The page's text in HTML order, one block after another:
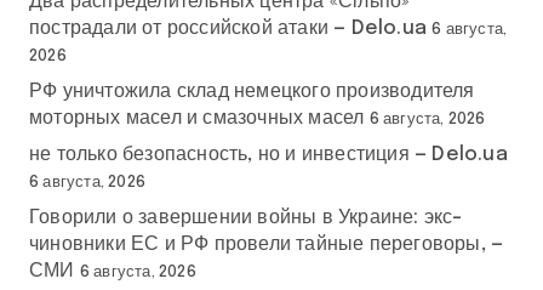
пострадали от российской атаки — Delo.ua 6 августа,
2026
РФ уничтожила склад немецкого производителя
моторных масел и смазочных масел 6 августа, 2026
не только безопасность, но и инвестиция — Delo.ua
6 августа, 2026
Говорили о завершении войны в Украине: экс-
чиновники ЕС и РФ провели тайные переговоры, —
СМИ
6 августа, 2026